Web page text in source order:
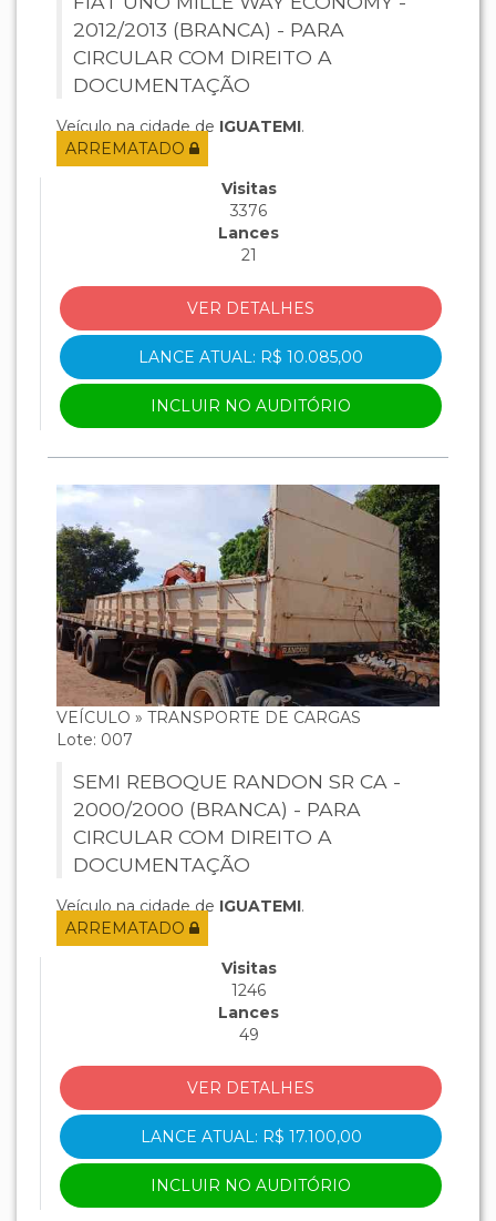
2012/2013 (BRANCA) - PARA
CIRCULAR COM DIREITO A
DOCUMENTAÇÃO
Veículo na cidade de IGUATEMI.
ARREMATADO
Visitas
3376
Lances
21
VER DETALHES
LANCE ATUAL: R$ 10.085,00
INCLUIR NO AUDITÓRIO
VEÍCULO » TRANSPORTE DE CARGAS
Lote: 007
SEMI REBOQUE RANDON SR CA -
2000/2000 (BRANCA) - PARA
CIRCULAR COM DIREITO A
DOCUMENTAÇÃO
Veículo na cidade de IGUATEMI.
ARREMATADO
Visitas
1246
Lances
49
VER DETALHES
LANCE ATUAL: R$ 17.100,00
INCLUIR NO AUDITÓRIO